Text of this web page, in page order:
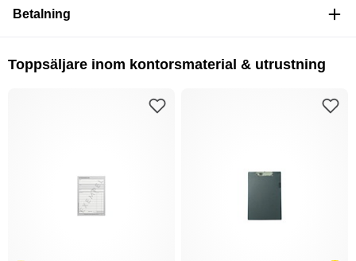
Betalning
Toppsäljare inom kontorsmaterial & utrustning